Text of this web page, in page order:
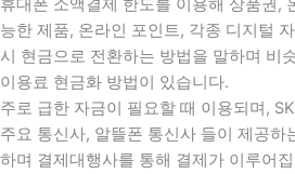
휴대폰 소액결제 한도를 이용해 상품권,
능한 제품, 온라인 포인트, 각종 디지털
시 현금으로 전환하는 방법을 말하며 비
이용료 현금화 방법이 있습니다.
주로 급한 자금이 필요할 때 이용되며,
주요 통신사, 알뜰폰 통신사 들이 제공하
하며 결제대행사를 통해 결제가 이루어